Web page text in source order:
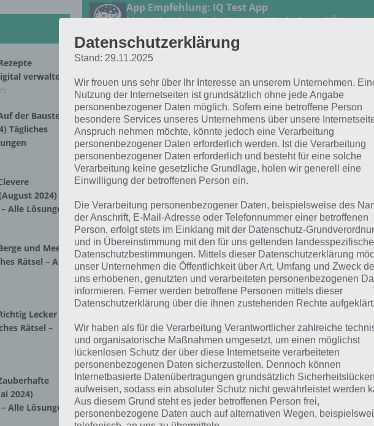
App Empfehlung: IQ Test App
Mit zahlreichen Aufgaben zum Knobeln und Üben
JETZT KOSTENLOS HERUNTERLADEN
Die Lösung für das tägliche Rätsel vom 23.9.2023 zu Total
2023 in 4 Bilder 1 Wort. Wenn du dort aktuell feststeckst,
BÜGELN
Du suchst eine andere Lösung?
Rätsel aus dem Jahr 2022:Schau mal, was vor einem Jahr,
Lösung gesucht war
Zur Übersicht:4 Bilder 1 Wort Lösungen zu Total im Trend
verwalten
der Baustelle
Tägliches
2024)
Alle Lösungen
und Meer
Rätsel – Alle
Lecker
Rätsel –
2024)
Alle Lösungen
Datenschutzerklärung
Stand: 29.11.2025
Wir freuen uns sehr über Ihr Interesse an unserem Unternehmen.
Nutzung der Internetseiten ist grundsätzlich ohne jede Angabe
personenbezogener Daten möglich. Sofern eine betroffene Person
besondere Services unseres Unternehmens über unsere
Anspruch nehmen möchte, könnte jedoch eine Verarbeitung
personenbezogener Daten erforderlich werden. Ist die Verarbeitung
personenbezogener Daten erforderlich und besteht für eine solche
Verarbeitung keine gesetzliche Grundlage, holen wir generell eine
Einwilligung der betroffenen Person ein.
Die Verarbeitung personenbezogener Daten, beispielsweise des
der Anschrift, E-Mail-Adresse oder Telefonnummer einer betroffenen
Person, erfolgt stets im Einklang mit der Datenschutz-
und in Übereinstimmung mit den für uns geltenden
Datenschutzbestimmungen. Mittels dieser Datenschutzerklärung
unser Unternehmen die Öffentlichkeit über Art, Umfang und Zweck
uns erhobenen, genutzten und verarbeiteten personenbezogenen
informieren. Ferner werden betroffene Personen mittels dieser
Datenschutzerklärung über die ihnen zustehenden Rechte aufgeklärt.
Wir haben als für die Verarbeitung Verantwortlicher zahlreiche
und organisatorische Maßnahmen umgesetzt, um einen möglichst
lückenlosen Schutz der über diese Internetseite verarbeiteten
personenbezogenen Daten sicherzustellen. Dennoch können
Internetbasierte Datenübertragungen grundsätzlich Sicherheitslücken
aufweisen, sodass ein absoluter Schutz nicht gewährleistet werden
Aus diesem Grund steht es jeder betroffenen Person frei,
personenbezogene Daten auch auf alternativen Wegen,